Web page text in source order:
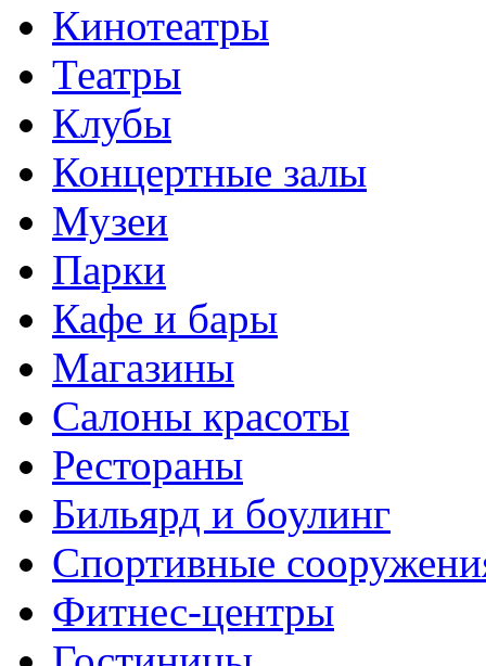
Кинотеатры
Театры
Клубы
Концертные залы
Музеи
Парки
Кафе и бары
Магазины
Салоны красоты
Рестораны
Бильярд и боулинг
Спортивные
Фитнес-центры